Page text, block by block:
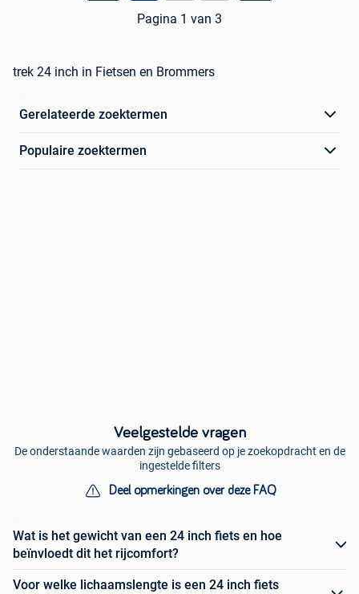
Pagina 1 van 3
trek 24 inch in Fietsen en Brommers
Gerelateerde zoektermen
Populaire zoektermen
Veelgestelde vragen
De onderstaande waarden zijn gebaseerd op je zoekopdracht en de
ingestelde filters
Deel opmerkingen over deze FAQ
Wat is het gewicht van een 24 inch fiets en hoe
beïnvloedt dit het rijcomfort?
Voor welke lichaamslengte is een 24 inch fiets